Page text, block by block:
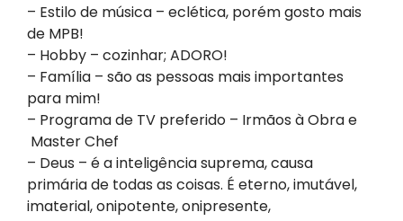
– Estilo de música – eclética, porém gosto mais
de MPB!
– Hobby – cozinhar; ADORO!
– Família – são as pessoas mais importantes
para mim!
– Programa de TV preferido – Irmãos à Obra e
Master Chef
– Deus – é a inteligência suprema, causa
primária de todas as coisas. É eterno, imutável,
imaterial, onipotente, onipresente,